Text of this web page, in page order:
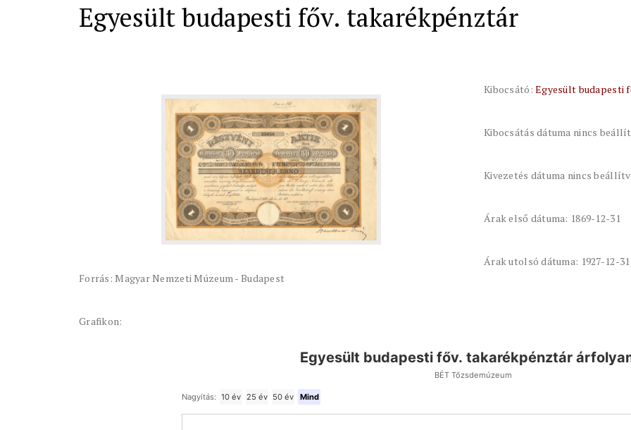
Egyesült budapesti főv. takarékpénztár
Forrás: Magyar Nemzeti Múzeum - Budapest
Kibocsátó:Egyesült budapesti
Kibocsátás dátuma nincs
Kivezetés dátuma nincs
Árak első dátuma: 1869-12-31
Árak utolsó dátuma: 1927-12-31
Grafikon:
Egyesült budapesti főv. takarékpénztár
BÉT Tőzsdemúzeum
Nagyítás: 10 év 25 év 50 év Mind